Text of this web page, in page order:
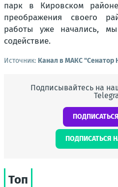
парк в Кировском
преображения своего
работы уже начались,
содействие.
Источник: Канал в МАКС "Сенатор
Подписывайтесь на
ПОДПИСАТЬСЯ
Топ